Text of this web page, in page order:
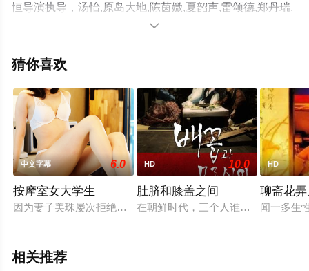
恒导演执导，汤怡,原岛大地,陈茵媺,夏韶声,雷颂德,郑丹瑞,
邵美琪,吕颂贤,林以诺,郭启华,谈善言,吴良荣,吴千语,马溱
高清无删减完整版电影大全就上飘花影院，更多相关信息

猜你喜欢
中文字幕 6.0
按摩室女大学生
因为妻子美珠屡次拒绝发生性关系，所以贤真总是无法满足性
HD 10.0
肚脐和膝盖之间
在朝鲜时代，三个人谁也不相信爱情
HD
聊斋花
闻一多生
相关推荐